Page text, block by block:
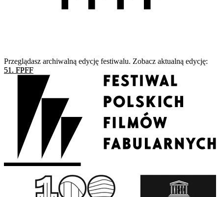
Przeglądasz archiwalną edycję festiwalu. Zobacz aktualną edycję:
51. FPFF